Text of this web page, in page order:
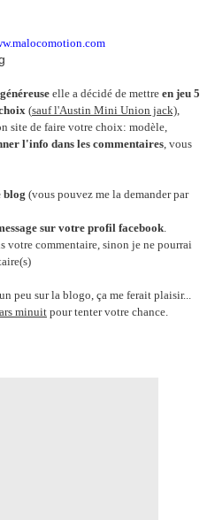
elle a décidé de mettre en jeu 5
(sauf l'Austin Mini Union jack),
site de faire votre choix: modèle,
l'info dans les commentaires, vous
blog (vous pouvez me la demander par
sur votre profil facebook.
votre commentaire, sinon je ne pourrai
peu sur la blogo, ça me ferait plaisir...
minuit pour tenter votre chance.